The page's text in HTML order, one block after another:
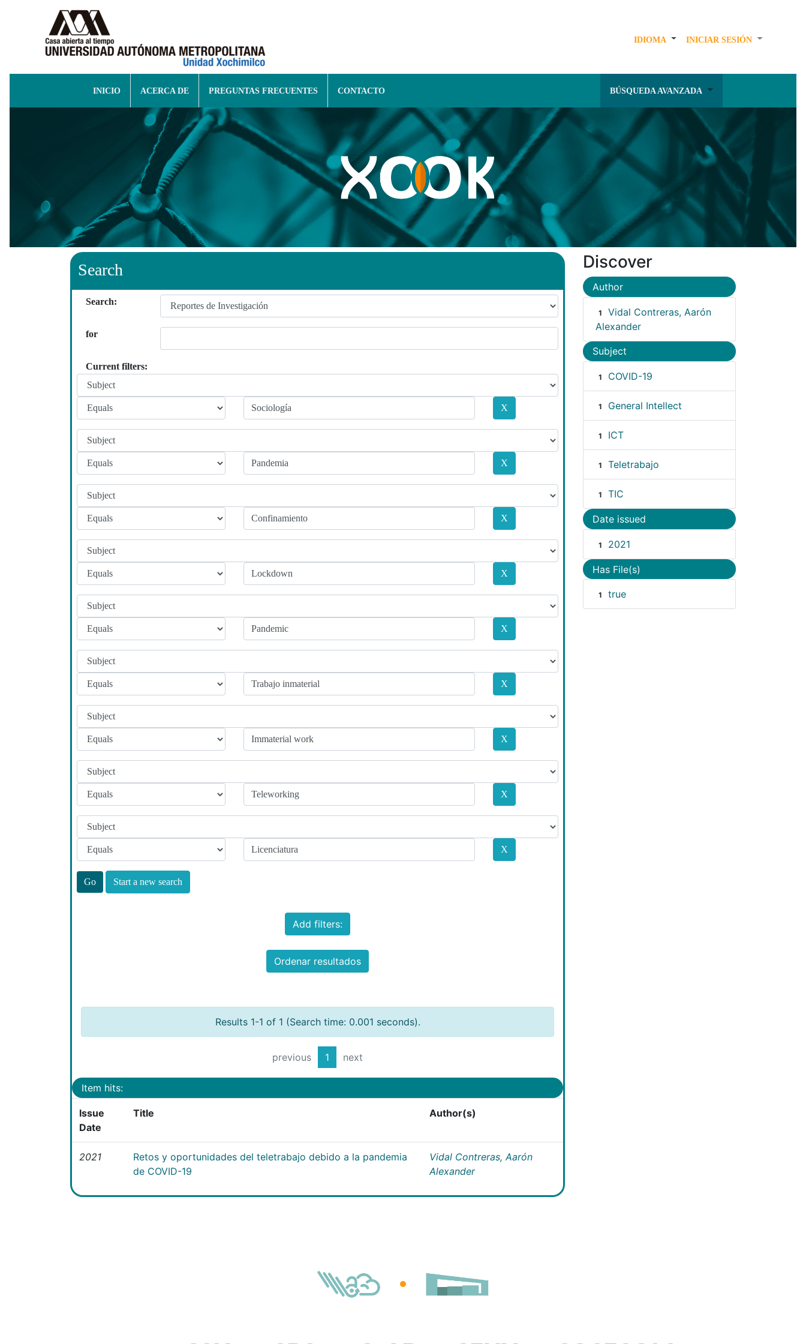
IDIOMA INICIAR SESIÓN
INICIO ACERCA DE PREGUNTAS FRECUENTES CONTACTO BÚSQUEDA AVANZADA
Search
Search:
for
Current filters:
Start a new search
Add filters:
Ordenar resultados
Results 1-1 of 1 (Search time: 0.001 seconds).
previous 1 next
Item hits:
Issue
Date
Title Author(s)
2021
Retos y oportunidades del teletrabajo debido a la pandemia
de COVID-19
Vidal Contreras, Aarón
Alexander
Discover
Author
1
Vidal Contreras, Aarón
Alexander
Subject
1 COVID-19
1 General Intellect
1 ICT
1 Teletrabajo
1 TIC
Date issued
1 2021
Has File(s)
1 true